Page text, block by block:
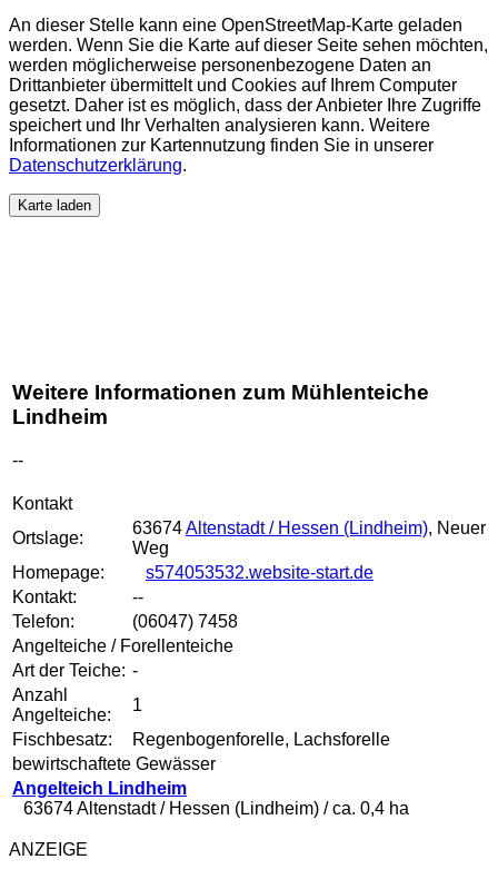
An dieser Stelle kann eine OpenStreetMap-Karte geladen
werden. Wenn Sie die Karte auf dieser Seite sehen möchten,
werden möglicherweise personenbezogene Daten an
Drittanbieter übermittelt und Cookies auf Ihrem Computer
gesetzt. Daher ist es möglich, dass der Anbieter Ihre Zugriffe
speichert und Ihr Verhalten analysieren kann. Weitere
Informationen zur Kartennutzung finden Sie in unserer
Datenschutzerklärung.
Karte laden
Weitere Informationen zum Mühlenteiche
Lindheim
--
Kontakt
Ortslage:
63674Altenstadt / Hessen (Lindheim), Neuer
Weg
Homepage:
s574053532.website-start.de
Kontakt:
--
Telefon:
(06047) 7458
Angelteiche / Forellenteiche
Art der Teiche: -
Anzahl
Angelteiche:
1
Fischbesatz:
Regenbogenforelle, Lachsforelle
bewirtschaftete Gewässer
Angelteich Lindheim
63674 Altenstadt / Hessen (Lindheim) / ca. 0,4 ha
ANZEIGE